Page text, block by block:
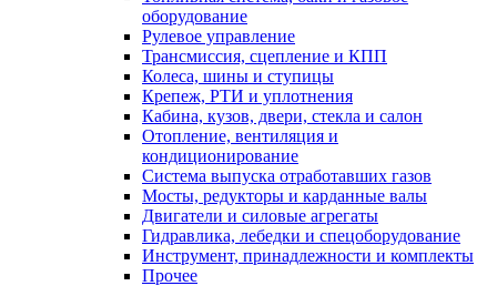
оборудование
Рулевое управление
Трансмиссия, сцепление и КПП
Колеса, шины и ступицы
Крепеж, РТИ и уплотнения
Кабина, кузов, двери, стекла и салон
Отопление, вентиляция и
кондиционирование
Система выпуска отработавших газов
Мосты, редукторы и карданные валы
Двигатели и силовые агрегаты
Гидравлика, лебедки и спецоборудование
Инструмент, принадлежности и комплекты
Прочее